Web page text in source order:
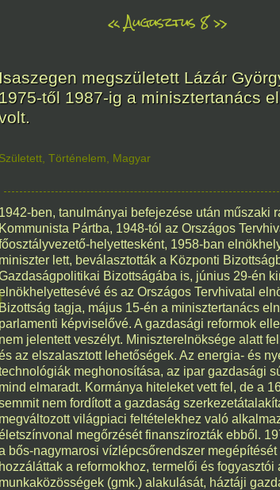
«Augusztus 8»
Kölcsey Ferenc költő,
akadémikus, a reformkor
a nemzeti
|1 hozzászólás, szólj Te is hozzá!
Mikes Kelemen
műfordító, a XVIII.
prózairodalom
alakja.
|
1 hozzászólás, szólj Te is hozzá!
,Irodalom,Magyar
a Pesti Magyar
Nemzeti Színháznak.
|Nincs hozzászólás, szólj hozzá!
Matthew A. Henson
származású segítő,
Peary felfedezővel
az Északi-sarkon.
Isaszegen megszületett Lázár
1975-től 1987-ig a minisztertanács
Született Történelem Magyar
1942-ben, tanulmányai befejezése után műszaki
Kommunista Pártba, 1948-tól az Országos
helyettesként, 1958-ban
miniszter lett, beválasztották a Központi
Bizottságába is, június 29-én
és az Országos Tervhivatal
tagja, május 15-én a minisztertanács
parlamenti képviselővé. A gazdasági reformok
nem jelentett veszélyt. Miniszterelnöksége alatt
az elszalasztott lehetőségek. Az energia- és
meghonosítása, az ipar gazdasági
mind elmaradt. Kormánya hiteleket vett fel, de a
nem fordított a gazdaság
megváltozott világpiaci feltételekhez való
megőrzését finanszírozták ebből.
bős-nagymarosi vízlépcsőrendszer
hozzáláttak a reformokhoz, termelői és
munkaközösségek (gmk.) alakulását, háztáji